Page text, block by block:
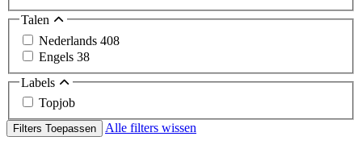
Talen
Nederlands 408
Engels 38
Labels
Topjob
Filters Toepassen Alle filters wissen